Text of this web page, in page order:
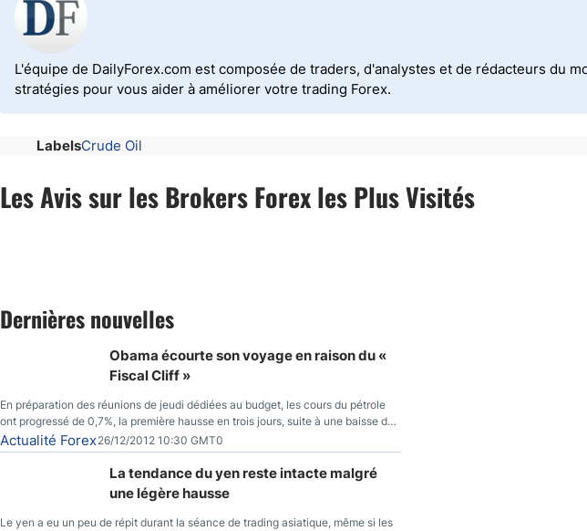
L'équipe de DailyForex.com est composée de traders, d'analystes et de rédacteurs du
stratégies pour vous aider à améliorer votre trading Forex.
LabelsCrude Oil
Les Avis sur les Brokers Forex les Plus Visités
Dernières nouvelles
Obama écourte son voyage en raison du «
Fiscal Cliff »
En préparation des réunions de jeudi dédiées au budget, les cours du pétrole
ont progressé de 0,7%, la première hausse en trois jours, suite à une baisse du
prix des réserves de pétrole américaines à un bas de 10 semaines.
Actualité Forex26/12/2012 10:30 GMT0
La tendance du yen reste intacte malgré
une légère hausse
Le yen a eu un peu de répit durant la séance de trading asiatique, même si les